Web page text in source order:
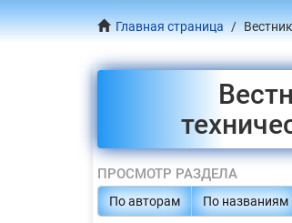
Главная страница
ПРОСМОТР РАЗДЕЛА
По авторам По названиям